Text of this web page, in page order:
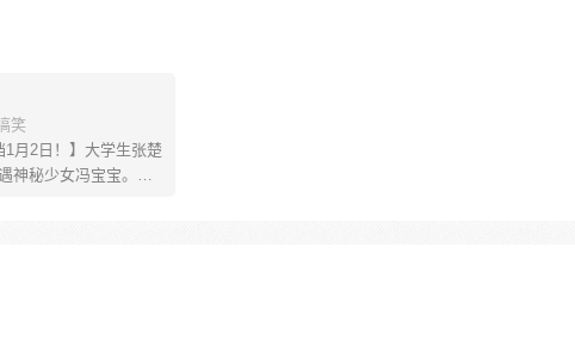
笑
1月2日！】大学生张楚
神秘少女冯宝宝。素
密，张楚岚的生活被
宝一同踏上“异人”之